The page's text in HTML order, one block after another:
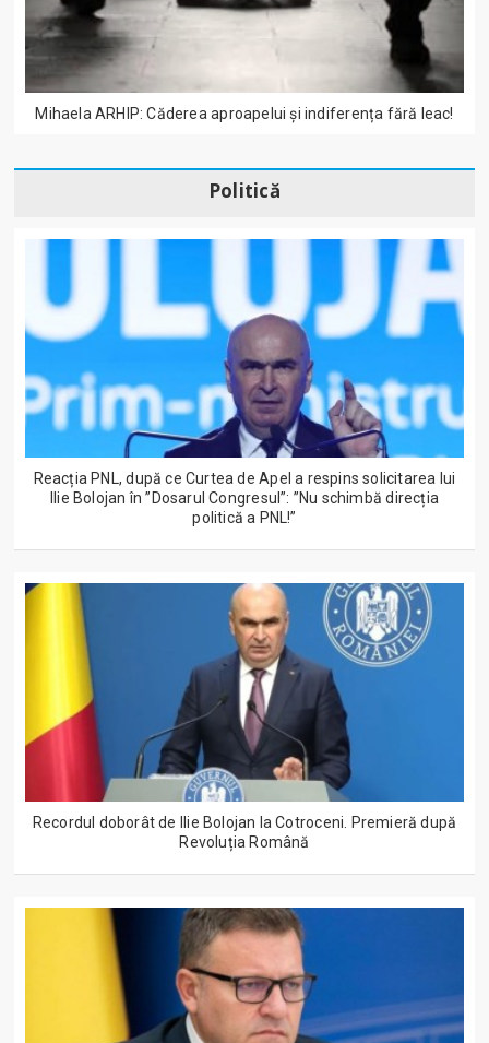
Mihaela ARHIP: Căderea aproapelui și indiferența fără leac!
Politică
Reacția PNL, după ce Curtea de Apel a respins solicitarea lui
Ilie Bolojan în ”Dosarul Congresul”: ”Nu schimbă direcția
politică a PNL!”
Recordul doborât de Ilie Bolojan la Cotroceni. Premieră după
Revoluția Română